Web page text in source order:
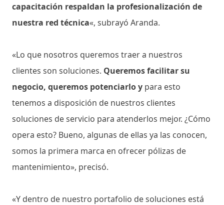
capacitación respaldan la profesionalización de
nuestra red técnica«, subrayó Aranda.
«Lo que nosotros queremos traer a nuestros
clientes son soluciones. Queremos facilitar su
negocio, queremos potenciarlo y para esto
tenemos a disposición de nuestros clientes
soluciones de servicio para atenderlos mejor. ¿Cómo
opera esto? Bueno, algunas de ellas ya las conocen,
somos la primera marca en ofrecer pólizas de
mantenimiento», precisó.
«Y dentro de nuestro portafolio de soluciones está